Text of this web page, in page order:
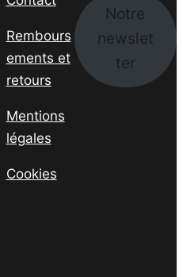
Rembours
ements et
retours
Mentions
légales
Cookies
Notre
newslet
ter